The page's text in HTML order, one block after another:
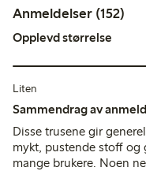
Anmeldelser (152)
Opplevd størrelse
Liten
Sammendrag av
Disse trusene gir
mykt, pustende stoff og
mange brukere. Noen